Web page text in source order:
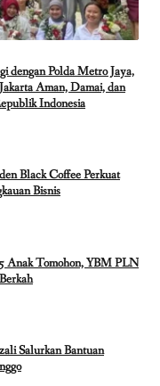
dengan Polda Metro Jaya,
Aman, Damai, dan
Indonesia
Black Coffee Perkuat
Bisnis
Anak Tomohon, YBM PLN
Salurkan Bantuan